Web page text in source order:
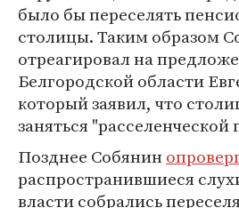
было бы переселять
столицы. Таким образом
отреагировал на
Белгородской области
который заявил, что
заняться "расселенческой
Позднее Собянин
распространившиеся
власти собрались